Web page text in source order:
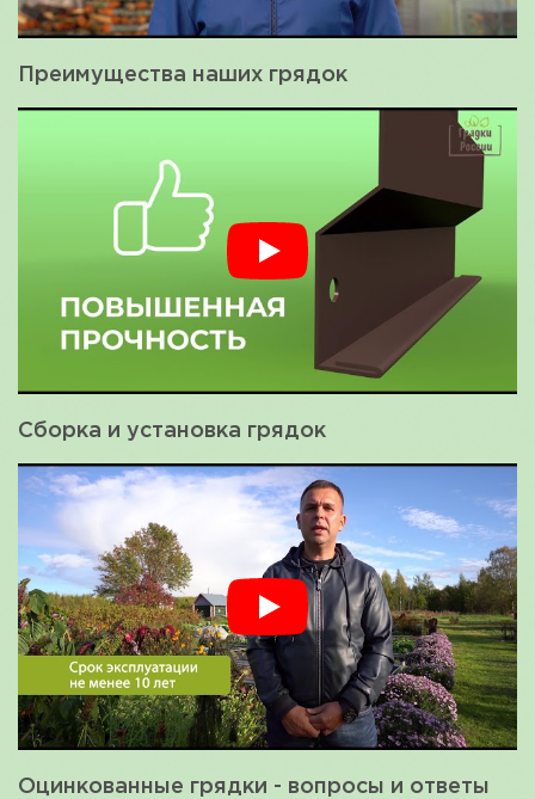
Преимущества наших грядок
Сборка и установка грядок
Оцинкованные грядки - вопросы и ответы